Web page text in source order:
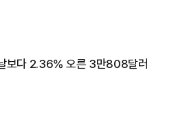
보다 2.36% 오른 3만808달러